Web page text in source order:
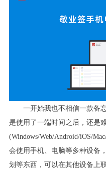
一开始我也不相信一款备
是使用了一端时间之后，还是
(Windows/Web/Android/iOS/
会使用手机、电脑等多种设备
划等东西，可以在其他设备上